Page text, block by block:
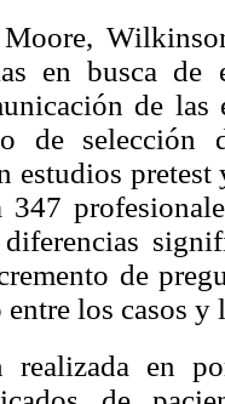
Moore,
en busca de
de
de selección
estudios pretest
347
de
entre los casos y
realizada en